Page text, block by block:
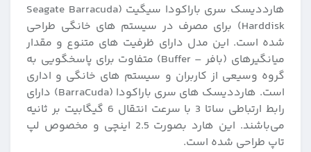
هارددیسک سری باراکودا سیگیت (Seagate Barracuda
Harddisk) برای مصرف در سیستم های خانگی طراحی
شده است. این مدل دارای ظرفیت های متنوع و مقدار
میانگیرهای (بافر – Buffer) متفاوت برای پاسخگویی به
گروه وسیعی از کاربران و سیستم‌ های خانگی و اداری
است. هارددیسک‌ های سری باراکودا (BarraCuda) دارای
رابط ارتباطی ساتا 3 با سرعت انتقال 6 گیگابیت بر ثانیه
می‌باشند. این هارد بصورت 2.5 اینچی و مخصوص لپ
تاپ طراحی شده است.